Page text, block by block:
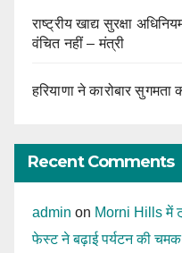
राष्ट्रीय खाद्य सुरक्षा
वंचित नहीं – मंत्री
हरियाणा ने कारोबार सुगमता
Recent Comments
admin on Morni Hills में
फेस्ट ने बढ़ाई पर्यटन की चमक